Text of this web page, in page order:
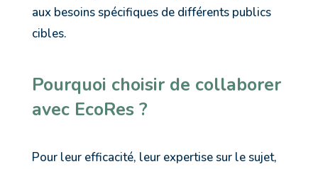
aux besoins spécifiques de différents publics
cibles.
Pourquoi choisir de collaborer
avec EcoRes ?
Pour leur efficacité, leur expertise sur le sujet,